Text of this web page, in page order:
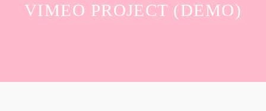
VIMEO PROJECT (DEMO)